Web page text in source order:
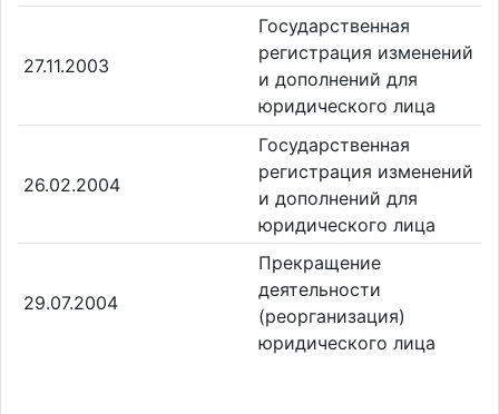
27.11.2003
Государственная
регистрация изменений
и дополнений для
юридического лица
26.02.2004
Государственная
регистрация изменений
и дополнений для
юридического лица
29.07.2004
Прекращение
деятельности
(реорганизация)
юридического лица